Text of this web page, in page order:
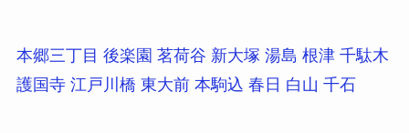
本郷三丁目 後楽園 茗荷谷 新大塚 湯島 根津 千駄木
護国寺 江戸川橋 東大前 本駒込 春日 白山 千石